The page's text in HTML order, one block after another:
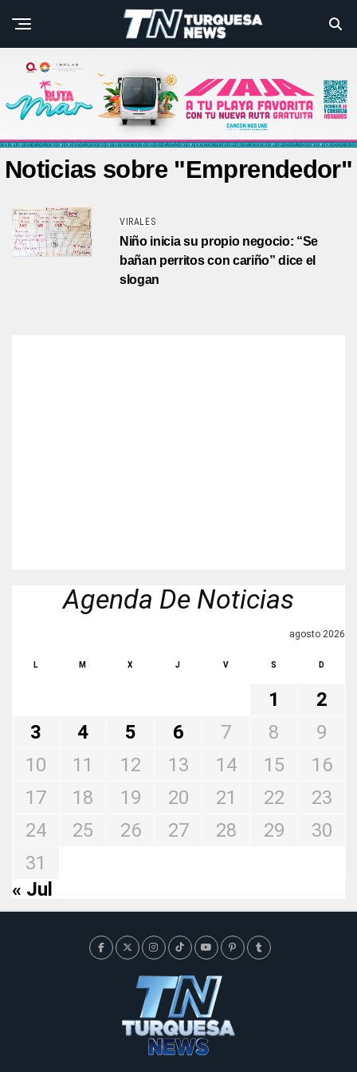
Noticias sobre "Emprendedor"
VIRALES
Niño inicia su propio negocio: “Se
bañan perritos con cariño” dice el
slogan
Agenda De Noticias
agosto 2026
L M X J V S D
1
2
3
4 5 6 7 8
9
10
11 12 13 14 15
16
17
18 19 20 21 22
23
24
25 26 27 28 29
30
31
« Jul